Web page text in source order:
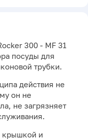
300 - MF 31
посуды для
трубки.
действия не
он не
не загрязняет
крышкой и